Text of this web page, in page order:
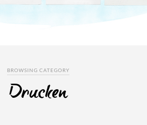
BROWSING CATEGORY
Drucken